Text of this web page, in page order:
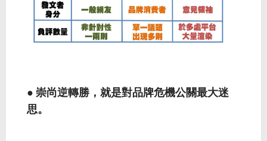
● 崇尚逆轉勝，就是對品牌危機公關最大迷
思。